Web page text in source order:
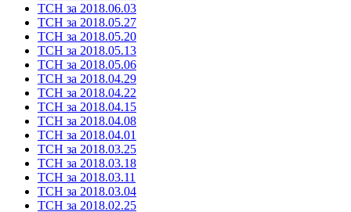
ТСН за 2018.06.03
ТСН за 2018.05.27
ТСН за 2018.05.20
ТСН за 2018.05.13
ТСН за 2018.05.06
ТСН за 2018.04.29
ТСН за 2018.04.22
ТСН за 2018.04.15
ТСН за 2018.04.08
ТСН за 2018.04.01
ТСН за 2018.03.25
ТСН за 2018.03.18
ТСН за 2018.03.11
ТСН за 2018.03.04
ТСН за 2018.02.25